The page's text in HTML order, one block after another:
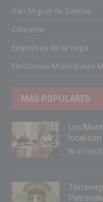
San Miguel de Salinas
Comarca
Empresas de la Vega
Elecciones Municipales
MÁS POPULARES
Los
local
07/08/